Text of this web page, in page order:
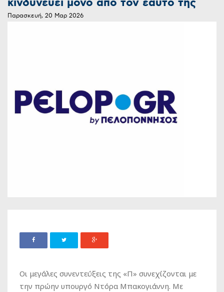
κινδυνεύει μόνο από τον εαυτό της
Παρασκευή, 20 Μαρ 2026
Οι μεγάλες συνεντεύξεις της «Π» συνεχίζονται με
την πρώην υπουργό Ντόρα Μπακογιάννη. Με